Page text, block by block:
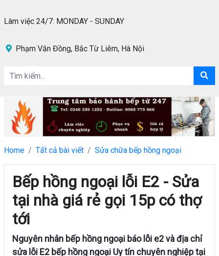
Làm việc 24/7: MONDAY - SUNDAY
Phạm Văn Đồng, Bắc Từ Liêm, Hà Nội
Home Tất cả bài viết Sửa chữa bếp hồng ngoại
Bếp hồng ngoại lỗi E2 - Sửa
tại nhà giá rẻ gọi 15p có thợ
tới
Nguyên nhân bếp hồng ngoại báo lỗi e2 và địa chỉ
sửa lỗi E2 bếp hồng ngoại Uy tín chuyên nghiệp tại